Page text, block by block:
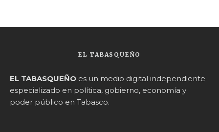
EL TABASQUEÑO
EL TABASQUEÑO es un medio digital independiente
especializado en política, gobierno, economía y
poder público en Tabasco.